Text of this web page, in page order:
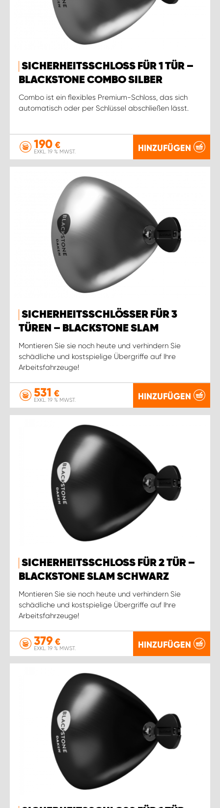
SICHERHEITSSCHLOSS FÜR 1 TÜR –
BLACKSTONE COMBO SILBER
Combo ist ein flexibles Premium-Schloss, das sich
automatisch oder per Schlüssel abschließen lässt.
190 €
EXKL. 19 % MWST. HINZUFÜGEN
SICHERHEITSSCHLÖSSER FÜR 3
TÜREN – BLACKSTONE SLAM
Montieren Sie sie noch heute und verhindern Sie
schädliche und kostspielige Übergriffe auf Ihre
Arbeitsfahrzeuge!
531 €
EXKL. 19 % MWST. HINZUFÜGEN
SICHERHEITSSCHLOSS FÜR 2 TÜR –
BLACKSTONE SLAM SCHWARZ
Montieren Sie sie noch heute und verhindern Sie
schädliche und kostspielige Übergriffe auf Ihre
Arbeitsfahrzeuge!
379 €
EXKL. 19 % MWST. HINZUFÜGEN